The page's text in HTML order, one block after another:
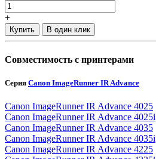
+
Купить В один клик
Совместимость с принтерами
Серия Canon ImageRunner IR Advance
Canon ImageRunner IR Advance 4025
Canon ImageRunner IR Advance 4025i
Canon ImageRunner IR Advance 4035
Canon ImageRunner IR Advance 4035i
Canon ImageRunner IR Advance 4225